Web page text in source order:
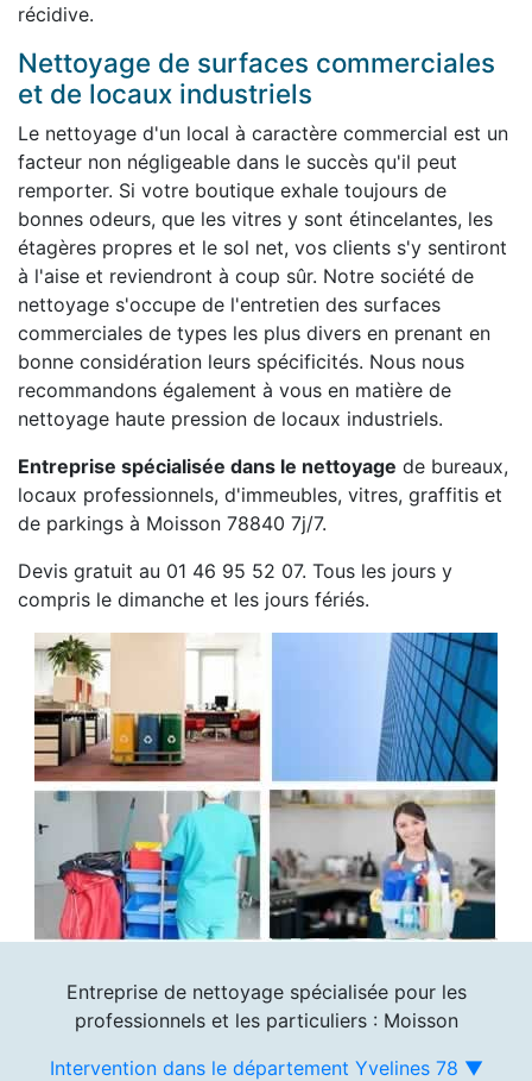
récidive.
Nettoyage de surfaces commerciales
et de locaux industriels
Le nettoyage d'un local à caractère commercial est un
facteur non négligeable dans le succès qu'il peut
remporter. Si votre boutique exhale toujours de
bonnes odeurs, que les vitres y sont étincelantes, les
étagères propres et le sol net, vos clients s'y sentiront
à l'aise et reviendront à coup sûr. Notre société de
nettoyage s'occupe de l'entretien des surfaces
commerciales de types les plus divers en prenant en
bonne considération leurs spécificités. Nous nous
recommandons également à vous en matière de
nettoyage haute pression de locaux industriels.
Entreprise spécialisée dans le nettoyage de bureaux,
locaux professionnels, d'immeubles, vitres, graffitis et
de parkings à Moisson 78840 7j/7.
Devis gratuit au 01 46 95 52 07. Tous les jours y
compris le dimanche et les jours fériés.
Entreprise de nettoyage spécialisée pour les
professionnels et les particuliers : Moisson
Intervention dans le département Yvelines 78 ▼